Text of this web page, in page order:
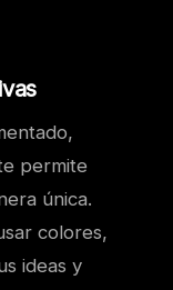
permite
única.
colores,
ideas y